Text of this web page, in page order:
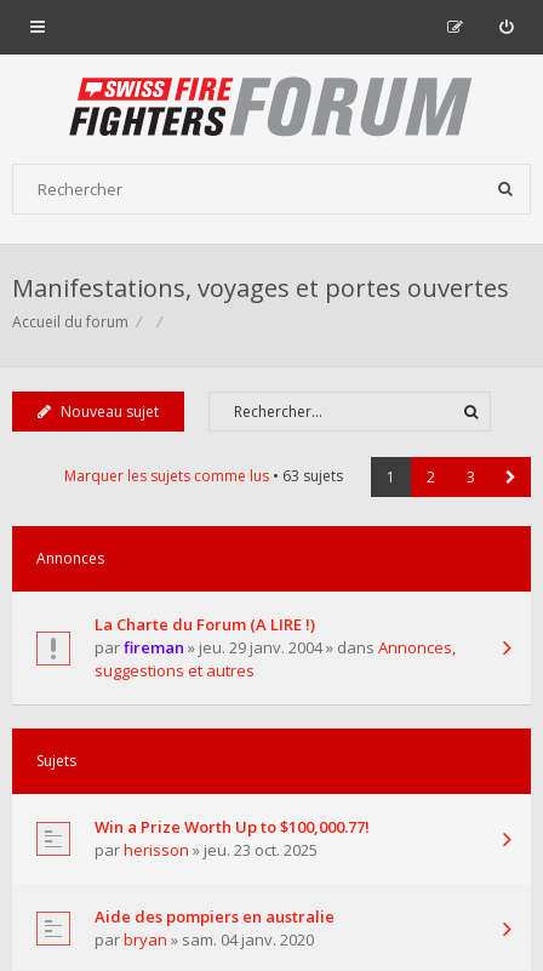
Manifestations, voyages et portes ouvertes
Accueil du forum
Nouveau sujet
Marquer les sujets comme lus • 63 sujets 1 2 3
Annonces
La Charte du Forum (A LIRE !)
parfireman » jeu. 29 janv. 2004 » dans Annonces,
suggestions et autres
Sujets
Win a Prize Worth Up to $100,000.77!
parherisson » jeu. 23 oct. 2025
Aide des pompiers en australie
parbryan » sam. 04 janv. 2020